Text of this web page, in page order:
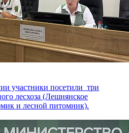
участники посетили три
лесхоза (Лешнянское
и лесной питомник).